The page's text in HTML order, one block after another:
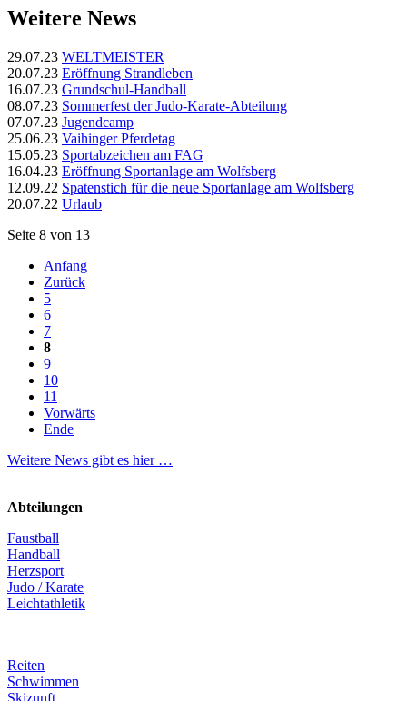
Weitere News
29.07.23 WELTMEISTER
20.07.23 Eröffnung Strandleben
16.07.23 Grundschul-Handball
08.07.23 Sommerfest der Judo-Karate-Abteilung
07.07.23 Jugendcamp
25.06.23 Vaihinger Pferdetag
15.05.23 Sportabzeichen am FAG
16.04.23 Eröffnung Sportanlage am Wolfsberg
12.09.22 Spatenstich für die neue Sportanlage am Wolfsberg
20.07.22 Urlaub
Seite 8 von 13
Anfang
Zurück
5
6
7
8
9
10
11
Vorwärts
Ende
Weitere News gibt es hier …
Abteilungen
Faustball
Handball
Herzsport
Judo / Karate
Leichtathletik
Reiten
Schwimmen
Skizunft